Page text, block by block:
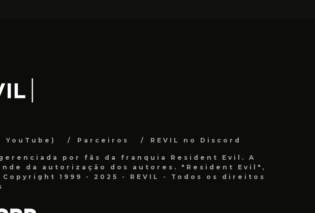
YouTube) Parceiros REVIL no Discord
por fãs da franquia Resident Evil. A
da autorização dos autores. "Resident Evil",
1999 - 2025 - REVIL - Todos os direitos